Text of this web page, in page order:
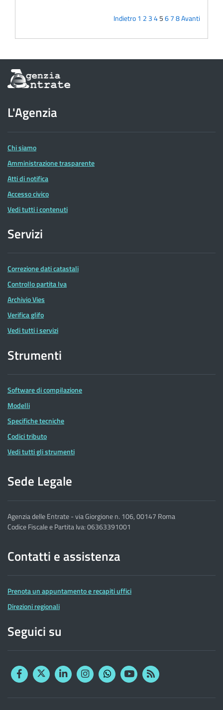
Indietro1 2 345678Avanti
Informazioni
sul
dell'Agenzia
delle
Entrate
L'Agenzia
Chi siamo
Amministrazione trasparente
Atti di notifica
Accesso civico
Vedi tutti i contenuti
Servizi
Correzione dati catastali
Controllo partita Iva
Archivio Vies
Verifica glifo
Vedi tutti i servizi
Strumenti
Software di compilazione
Modelli
Specifiche tecniche
Codici tributo
Vedi tutti gli strumenti
Sede Legale
Agenzia delle Entrate - via Giorgione n. 106, 00147 Roma
Codice Fiscale e Partita Iva: 06363391001
Contatti e assistenza
Prenota un appuntamento e recapiti uffici
Direzioni regionali
Seguici su
FacebookTwitterLinkedinInstagram
YouTubeRSS